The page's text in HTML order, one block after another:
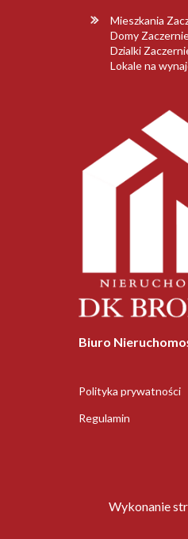
Biuro
Polityka prywatności
Regulamin
Mieszkania
Domy
Dzialki
Lokale na
Wykonanie